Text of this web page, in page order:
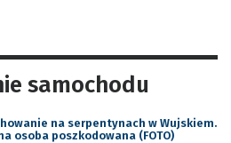
samochodu
na serpentynach w Wujskiem.
osoba poszkodowana (FOTO)